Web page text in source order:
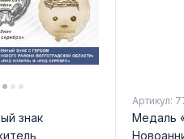
знак
Артикул:
Медаль